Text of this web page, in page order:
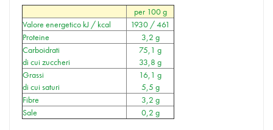
per 100 g
Valore energetico kJ / kcal
1930 / 461
Proteine
3,2 g
Carboidrati
di cui zuccheri
75,1 g
33,8 g
Grassi
di cui saturi
16,1 g
5,5 g
Fibre
3,2 g
Sale
0,2 g